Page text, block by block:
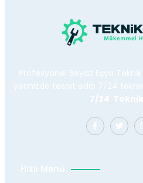
Profesyonel Beyaz Eşya Teknik
yerinizde tespit edip 7/24
7/24
Hızlı Menü